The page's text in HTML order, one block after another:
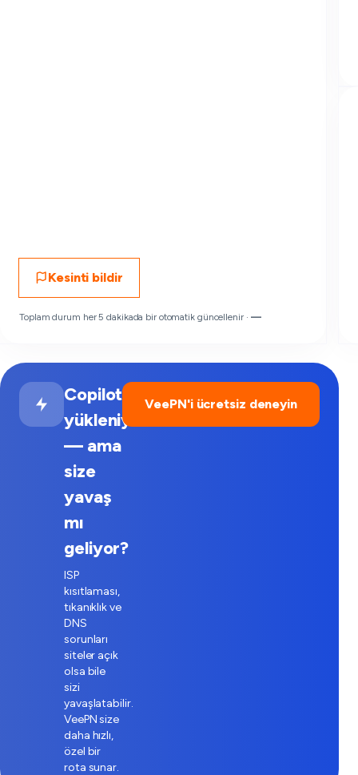
Kesinti bildir
Toplam durum her 5 dakikada bir otomatik güncellenir · —
Copilot
yükleniyor
— ama
size
yavaş
mı
geliyor?
ISP
kısıtlaması,
tıkanıklık ve
DNS
sorunları
siteler açık
olsa bile
sizi
yavaşlatabilir.
VeePN size
daha hızlı,
özel bir
rota sunar.
VeePN'i ücretsiz deneyin